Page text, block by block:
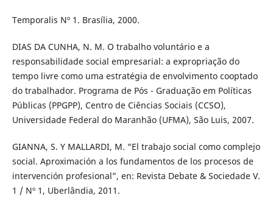
Temporalis Nº 1. Brasília, 2000.
DIAS DA CUNHA, N. M. O trabalho voluntário e a
responsabilidade social empresarial: a expropriação do
tempo livre como uma estratégia de envolvimento cooptado
do trabalhador. Programa de Pós - Graduação em Políticas
Públicas (PPGPP), Centro de Ciências Sociais (CCSO),
Universidade Federal do Maranhão (UFMA), São Luis, 2007.
GIANNA, S. Y MALLARDI, M. “El trabajo social como complejo
social. Aproximación a los fundamentos de los procesos de
intervención profesional”, en: Revista Debate & Sociedade V.
1 / Nº 1, Uberlândia, 2011.